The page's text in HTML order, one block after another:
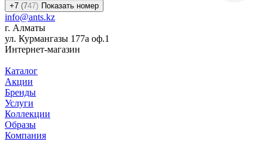
+7 (747) Показать номер
info@ants.kz
г. Алматы
ул. Курмангазы 177а оф.1
Интернет-магазин
Каталог
Акции
Бренды
Услуги
Коллекции
Образы
Компания